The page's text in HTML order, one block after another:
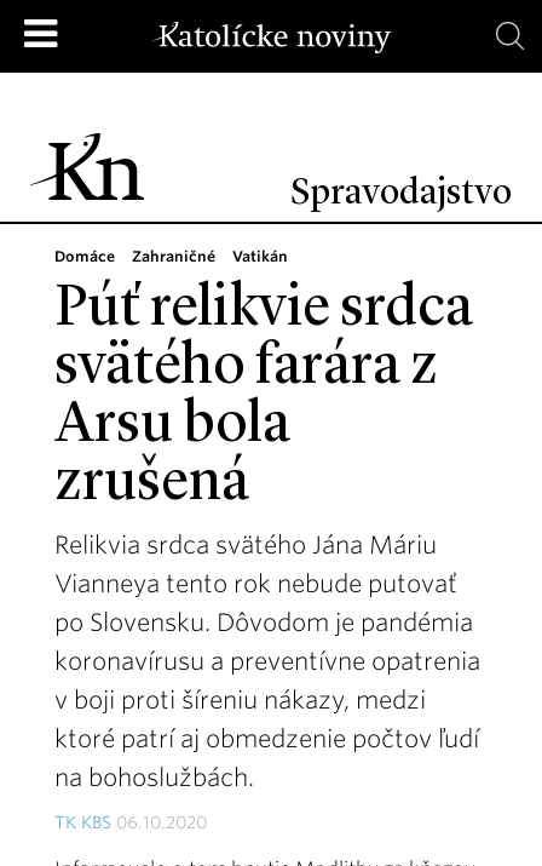
Spravodajstvo
Domáce Zahraničné Vatikán
Púť relikvie srdca
svätého farára z
Arsu bola
zrušená
Relikvia srdca svätého Jána Máriu
Vianneya tento rok nebude putovať
po Slovensku. Dôvodom je pandémia
koronavírusu a preventívne opatrenia
v boji proti šíreniu nákazy, medzi
ktoré patrí aj obmedzenie počtov ľudí
na bohoslužbách.
TK KBS 06.10.2020